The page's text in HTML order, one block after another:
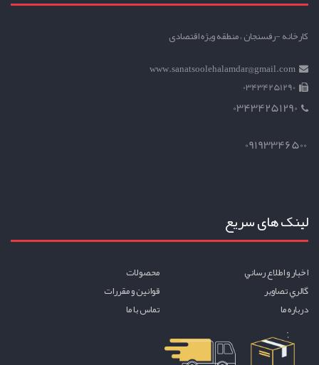
کارخانه -رفسنجان ، منطقه ویژه اقتصادی
www.sanatsoolehalamdar@gmail.com
03434251290
03434251290
09193346500
لینک های سریع
اخبار و اطلاع رساني
محصولات
گالري تصاوير
قوانين و مقررات
درباره ما
تماس با ما